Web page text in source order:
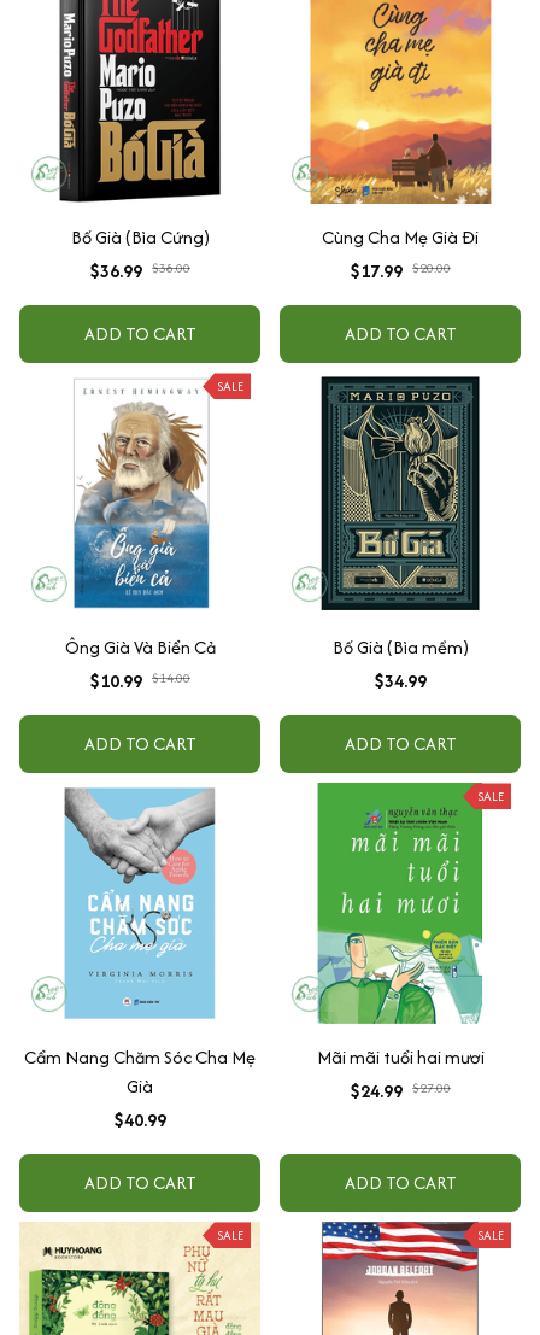
Bố Già (Bìa Cứng)
$36.99 $38.00
ADD TO CART
Cùng Cha Mẹ Già Đi
$17.99 $20.00
ADD TO CART
SALE
Ông Già Và Biển Cả
$10.99 $14.00
ADD TO CART
Bố Già (Bìa mềm)
$34.99
ADD TO CART
Cẩm Nang Chăm Sóc Cha Mẹ
Già
$40.99
ADD TO CART
SALE
Mãi mãi tuổi hai mươi
$24.99 $27.00
ADD TO CART
SALE SALE